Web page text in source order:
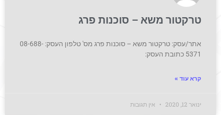
טרקטור משא – סוכנות פרג
אתר/עסק: טרקטור משא – סוכנות פרג מס' טלפון העסק: 08-688-
5371 כתובת העסק:
קרא עוד »
ינואר 12, 2020 אין תגובות